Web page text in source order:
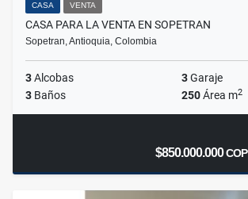
CASA VENTA
CASA PARA LA VENTA EN SOPETRAN
Sopetran, Antioquia, Colombia
3Alcobas 3Garaje
3 Baños 250Área m2
$850.000.000COP